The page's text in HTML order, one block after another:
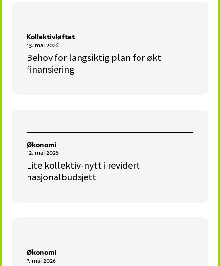
Kollektivløftet
13. mai 2026
Behov for langsiktig plan for økt
finansiering
Økonomi
12. mai 2026
Lite kollektiv-nytt i revidert
nasjonalbudsjett
Økonomi
7. mai 2026